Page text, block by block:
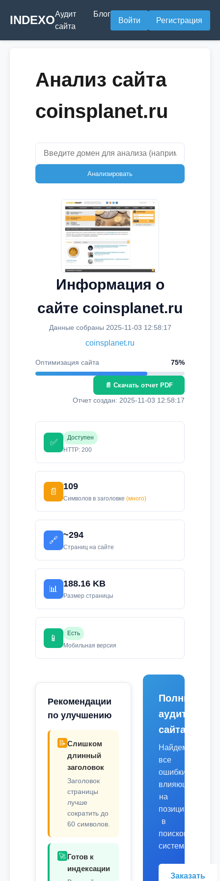
INDEXOАудит
сайта
Блог
Войти Регистрация
Анализ сайта
coinsplanet.ru
Анализировать
Информация о
сайте coinsplanet.ru
Данные собраны 2025-11-03 12:58:17
coinsplanet.ru
Оптимизация сайта 75%
📄 Скачать отчет PDF
Отчет создан: 2025-11-03 12:58:17
✅
Доступен
HTTP: 200
📄
109
Символов в заголовке (много)
🔗
~294
Страниц на сайте
📊
188.16 KB
Размер страницы
📱
Есть
Мобильная версия
Рекомендации
по улучшению
📝 Слишком
длинный
заголовок
Заголовок
страницы
лучше
сократить до
60 символов.
🚀 Готов к
индексации
Полный
аудит
сайта
Найдем
все
ошибки,
влияющие
на
позиции
в
поисковых
системах.
Заказать